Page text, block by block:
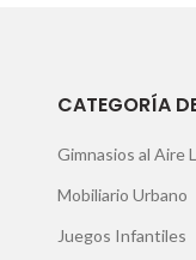
CATEGORÍA
Gimnasios al Aire
Mobiliario Urbano
Juegos Infantiles